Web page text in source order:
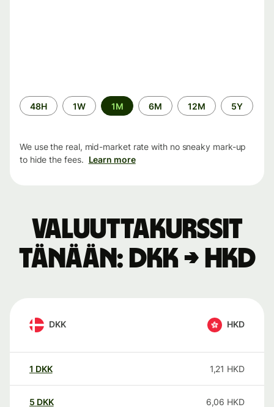
Time
period
48H 1W 1M 6M 12M 5Y
We use the real, mid-market rate with no sneaky mark-up
to hide the fees. Learn more
Valuuttakurssit
tänään: DKK → HKD
DKK HKD
1 DKK 1,21 HKD
5 DKK 6,06 HKD